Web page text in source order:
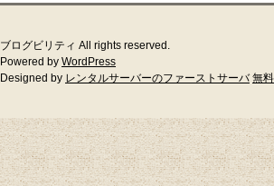
ブログビリティ All rights reserved.
Powered by WordPress
Designed by レンタルサーバーのファーストサーバ 無